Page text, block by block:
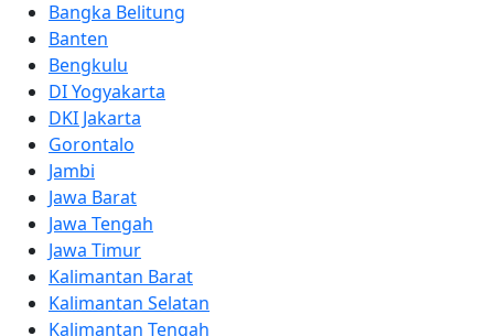
Bangka Belitung
Banten
Bengkulu
DI Yogyakarta
DKI Jakarta
Gorontalo
Jambi
Jawa Barat
Jawa Tengah
Jawa Timur
Kalimantan Barat
Kalimantan Selatan
Kalimantan Tengah